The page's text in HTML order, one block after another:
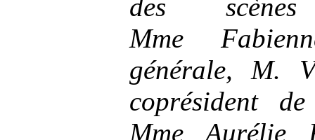
des
Mme
générale, M.
coprésident
Mme
Aurélie